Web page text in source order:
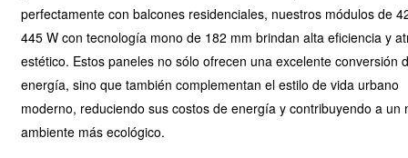
perfectamente con balcones residenciales, nuestros módulos de
445 W con tecnología mono de 182 mm brindan alta eficiencia y
estético. Estos paneles no sólo ofrecen una excelente conversión
energía, sino que también complementan el estilo de vida urbano
moderno, reduciendo sus costos de energía y contribuyendo a un
ambiente más ecológico.